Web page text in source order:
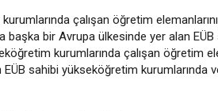
çalışan öğretim
başka bir Avrupa ülkesinde yer alan
kurumlarında çalışan öğretim
sahibi yükseköğretim kurumlarında